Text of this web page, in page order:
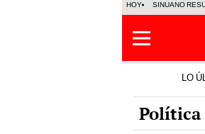
HOY SINUANO
LO
Política